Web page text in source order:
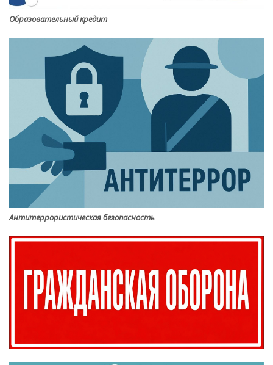
Образовательный кредит
Антитеррористическая безопасность